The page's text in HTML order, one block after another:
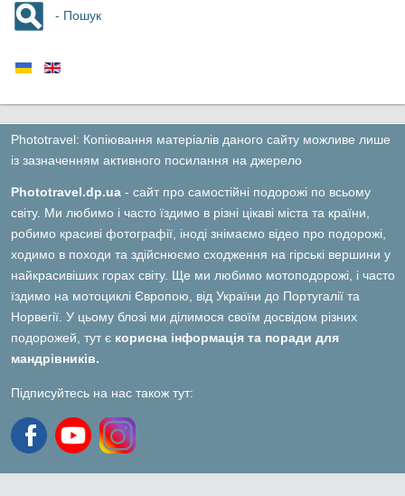
- Пошук
Phototravel: Копіювання матеріалів даного сайту можливе лише
із зазначенням активного посилання на джерело
Phototravel.dp.ua - сайт про самостійні подорожі по всьому
світу. Ми любимо і часто їздимо в різні цікаві міста та країни,
робимо красиві фотографії, іноді знімаємо відео про подорожі,
ходимо в походи та здійснюємо сходження на гірські вершини у
найкрасивіших горах світу. Ще ми любимо мотоподорожі, і часто
їздимо на мотоциклі Європою, від України до Португалії та
Норвегії. У цьому блозі ми ділимося своїм досвідом різних
подорожей, тут є корисна інформація та поради для
мандрівників.
Підписуйтесь на нас також тут: